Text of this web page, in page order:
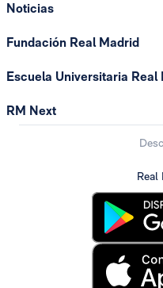
Noticias
Fundación Real Madrid
Escuela Universitaria Real
RM Next
Real